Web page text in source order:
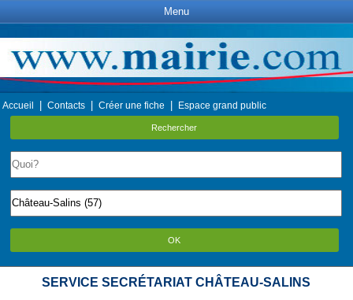
Menu
Accueil Contacts Créer une fiche Espace grand public
Rechercher
OK
SERVICE SECRÉTARIAT CHÂTEAU-SALINS